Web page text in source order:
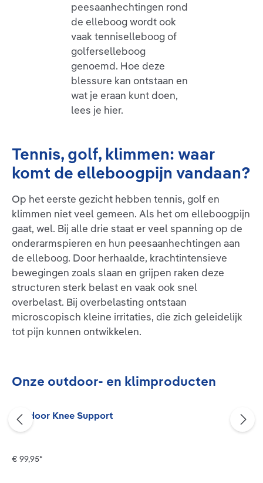
peesaanhechtingen rond
de elleboog wordt ook
vaak tenniselleboog of
golferselleboog
genoemd. Hoe deze
blessure kan ontstaan en
wat je eraan kunt doen,
lees je hier.
Tennis, golf, klimmen: waar
komt de elleboogpijn vandaan?
Op het eerste gezicht hebben tennis, golf en
klimmen niet veel gemeen. Als het om elleboogpijn
gaat, wel. Bij alle drie staat er veel spanning op de
onderarmspieren en hun peesaanhechtingen aan
de elleboog. Door herhaalde, krachtintensieve
bewegingen zoals slaan en grijpen raken deze
structuren sterk belast en vaak ook snel
overbelast. Bij overbelasting ontstaan
microscopisch kleine irritaties, die zich geleidelijk
tot pijn kunnen ontwikkelen.
Productgalerij overslaan
Onze outdoor- en klimproducten
Outdoor Knee Support
€ 99,95*